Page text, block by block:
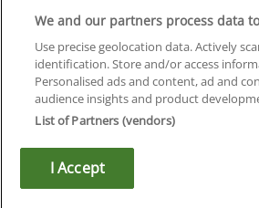
Aviso Legal
Política de
Política de
Canal Ético
We and our partners process data
Use precise geolocation data. Actively
identification. Store and/or access
Personalised ads and content, ad and
audience insights and product
List of Partners (vendors)
I Accept